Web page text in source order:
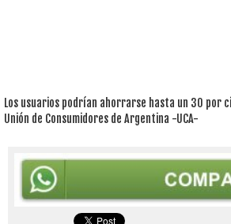
Los usuarios podrían ahorrarse hasta un 30 por
Unión de Consumidores de Argentina -UCA-